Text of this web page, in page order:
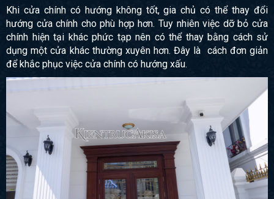
Khi cửa chính có hướng không tốt, gia chủ có thể thay đổi
hướng cửa chính cho phù hợp hơn. Tuy nhiên việc dỡ bỏ cửa
chính hiện tại khác phức tạp nên có thể thay bằng cách sử
dụng một cửa khác thường xuyên hơn. Đây là cách đơn giản
để khắc phục việc cửa chính có hướng xấu.